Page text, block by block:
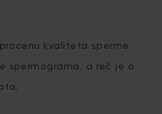
kvaliteta sperme.
spermograma, a reč je o